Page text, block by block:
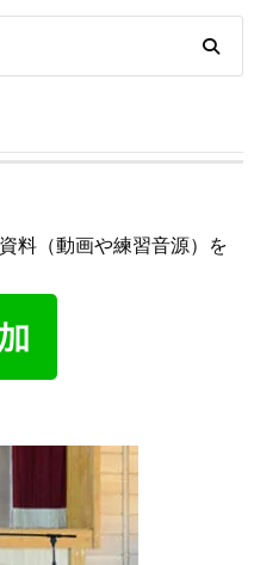
料（動画や練習音源）を